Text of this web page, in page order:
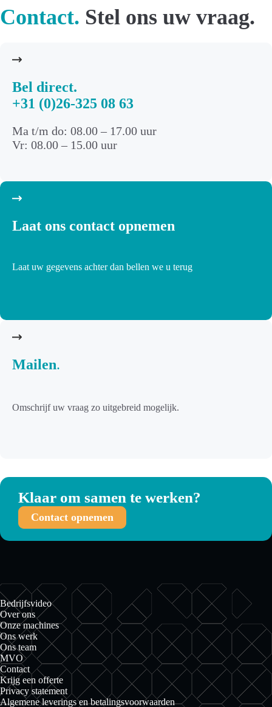
Contact. Stel ons uw vraag.
Bel direct.
+31 (0)26-325 08 63
Ma t/m do: 08.00 – 17.00 uur
Vr: 08.00 – 15.00 uur
Laat ons contact opnemen
Laat uw gegevens achter dan bellen we u terug
Mailen.
Omschrijf uw vraag zo uitgebreid mogelijk.
Klaar om samen te werken?
Contact opnemen
Bedrijfsvideo
Over ons
Onze machines
Ons werk
Ons team
MVO
Contact
Krijg een offerte
Privacy statement
Algemene leverings en betalingsvoorwaarden